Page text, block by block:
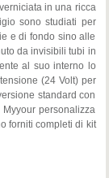
in una ricca
sono studiati per
e di fondo sino alle
da invisibili tubi in
al suo interno lo
(24 Volt) per
standard con
personalizza
forniti completi di kit